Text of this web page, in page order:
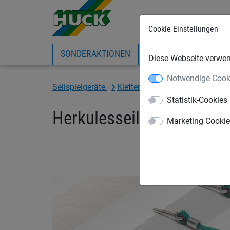
Cookie Einstellungen
Diese Webseite
Notwendige
Statistik-Cookies
Marketing
SONDERAKTIONEN EXPRESS-SHOP
Seilspielgeräte Kletternetze
Herkulesseil-Kletternetz,